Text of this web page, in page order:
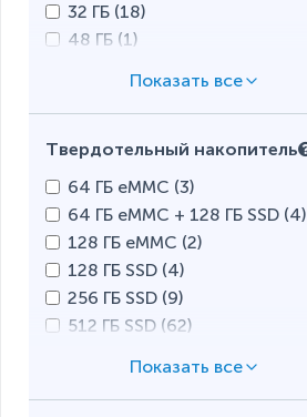
32 ГБ (18)
48 ГБ (1)
Твердотельный накопитель
64 ГБ eMMC (3)
64 ГБ eMMC + 128 ГБ SSD (4)
128 ГБ eMMC (2)
128 ГБ SSD (4)
256 ГБ SSD (9)
512 ГБ SSD (62)